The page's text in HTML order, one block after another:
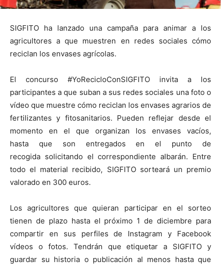
SIGFITO ha lanzado una campaña para animar a los
agricultores a que muestren en redes sociales cómo
reciclan los envases agrícolas.
El concurso #YoRecicloConSIGFITO invita a los
participantes a que suban a sus redes sociales una foto o
vídeo que muestre cómo reciclan los envases agrarios de
fertilizantes y fitosanitarios. Pueden reflejar desde el
momento en el que organizan los envases vacíos,
hasta que son entregados en el punto de
recogida solicitando el correspondiente albarán. Entre
todo el material recibido, SIGFITO sorteará un premio
valorado en 300 euros.
Los agricultores que quieran participar en el sorteo
tienen de plazo hasta el próximo 1 de diciembre para
compartir en sus perfiles de Instagram y Facebook
vídeos o fotos. Tendrán que etiquetar a SIGFITO y
guardar su historia o publicación al menos hasta que